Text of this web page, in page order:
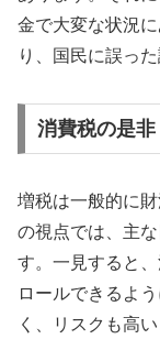
金で大変な状況
り、国民に誤っ
消費税の是非
増税は一般的に
の視点では、主
す。一見すると
ロールできるよ
く、リスクも高い